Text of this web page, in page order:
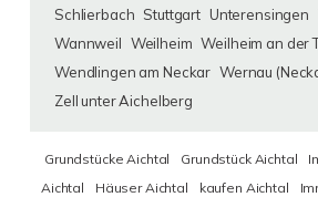
Schlierbach Stuttgart Unterensingen
Wannweil Weilheim Weilheim an der
Wendlingen am Neckar Wernau
Zell unter Aichelberg
Grundstücke Aichtal Grundstück Aichtal
Aichtal
Häuser Aichtal kaufen Aichtal